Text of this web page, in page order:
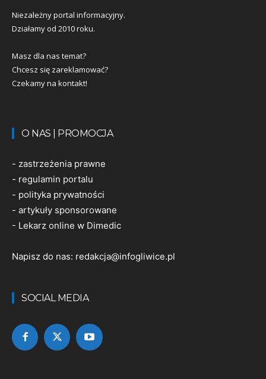
Niezależny portal informacyjny.
Działamy od 2010 roku.
Masz dla nas temat?
Chcesz się zareklamować?
Czekamy na kontakt!
O NAS | PROMOCJA
- zastrzeżenia prawne
- regulamin portalu
- polityka prywatności
- artykuły sponsorowane
- Lekarz online w Dimedic
Napisz do nas: redakcja@infogliwice.pl
SOCIAL MEDIA